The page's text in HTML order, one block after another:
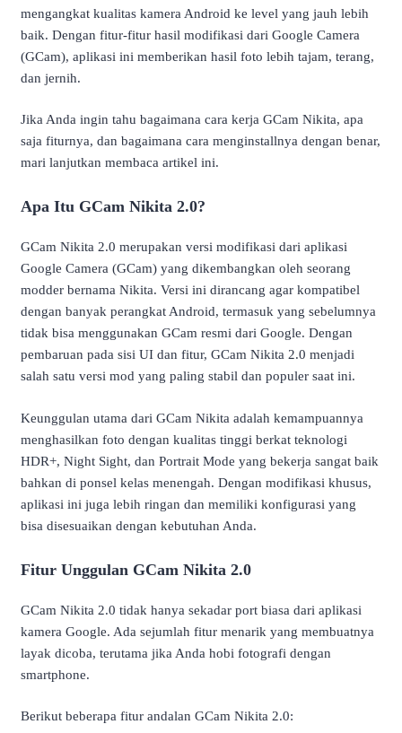
mengangkat kualitas kamera Android ke level yang jauh lebih
baik. Dengan fitur-fitur hasil modifikasi dari Google Camera
(GCam), aplikasi ini memberikan hasil foto lebih tajam, terang,
dan jernih.
Jika Anda ingin tahu bagaimana cara kerja GCam Nikita, apa
saja fiturnya, dan bagaimana cara menginstallnya dengan benar,
mari lanjutkan membaca artikel ini.
Apa Itu GCam Nikita 2.0?
GCam Nikita 2.0 merupakan versi modifikasi dari aplikasi
Google Camera (GCam) yang dikembangkan oleh seorang
modder bernama Nikita. Versi ini dirancang agar kompatibel
dengan banyak perangkat Android, termasuk yang sebelumnya
tidak bisa menggunakan GCam resmi dari Google. Dengan
pembaruan pada sisi UI dan fitur, GCam Nikita 2.0 menjadi
salah satu versi mod yang paling stabil dan populer saat ini.
Keunggulan utama dari GCam Nikita adalah kemampuannya
menghasilkan foto dengan kualitas tinggi berkat teknologi
HDR+, Night Sight, dan Portrait Mode yang bekerja sangat baik
bahkan di ponsel kelas menengah. Dengan modifikasi khusus,
aplikasi ini juga lebih ringan dan memiliki konfigurasi yang
bisa disesuaikan dengan kebutuhan Anda.
Fitur Unggulan GCam Nikita 2.0
GCam Nikita 2.0 tidak hanya sekadar port biasa dari aplikasi
kamera Google. Ada sejumlah fitur menarik yang membuatnya
layak dicoba, terutama jika Anda hobi fotografi dengan
smartphone.
Berikut beberapa fitur andalan GCam Nikita 2.0: